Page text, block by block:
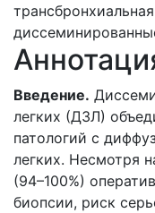
Введение.
легких (ДЗЛ)
патологий с
легких. Несмотря
(94–100%)
биопсии, риск